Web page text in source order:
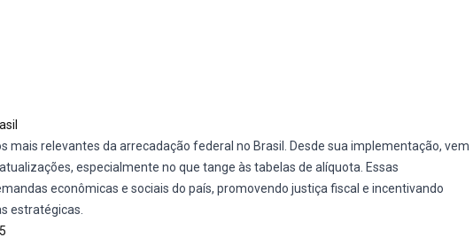
mais relevantes da arrecadação federal no Brasil. Desde sua implementação, vem
especialmente no que tange às tabelas de alíquota. Essas
econômicas e sociais do país, promovendo justiça fiscal e incentivando
estratégicas.